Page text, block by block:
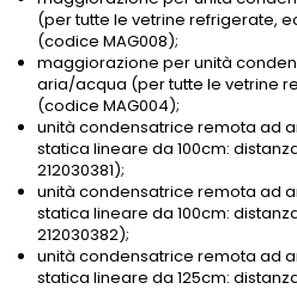
(per tutte le vetrine refrigerate,
(codice MAG008);
maggiorazione per unità
aria/acqua (per tutte le vetrine
(codice MAG004);
unità condensatrice remota ad
statica lineare da 100cm:
212030381);
unità condensatrice remota ad
statica lineare da 100cm:
212030382);
unità condensatrice remota ad
statica lineare da 125cm: